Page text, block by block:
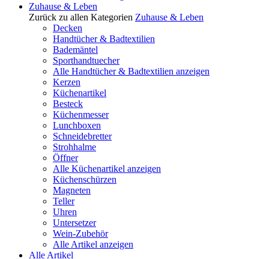
Zuhause & Leben
Zurück zu allen Kategorien Zuhause & Leben
Decken
Handtücher & Badtextilien
Bademäntel
Sporthandtuecher
Alle Handtücher & Badtextilien anzeigen
Kerzen
Küchenartikel
Besteck
Küchenmesser
Lunchboxen
Schneidebretter
Strohhalme
Öffner
Alle Küchenartikel anzeigen
Küchenschürzen
Magneten
Teller
Uhren
Untersetzer
Wein-Zubehör
Alle Artikel anzeigen
Alle Artikel